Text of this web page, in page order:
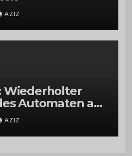
AZIZ
Wiederholter
Automaten am
in
Labachweg
AZIZ